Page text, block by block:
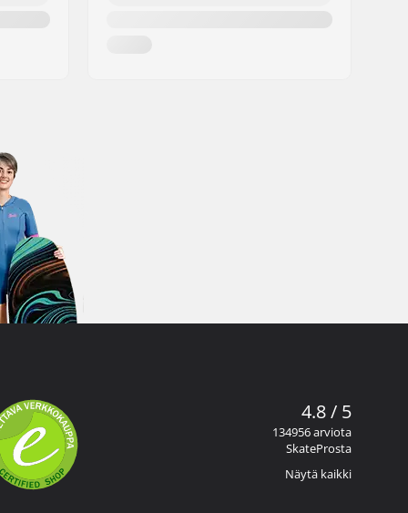
4.8 / 5
134956 arviota
SkateProsta
Näytä kaikki